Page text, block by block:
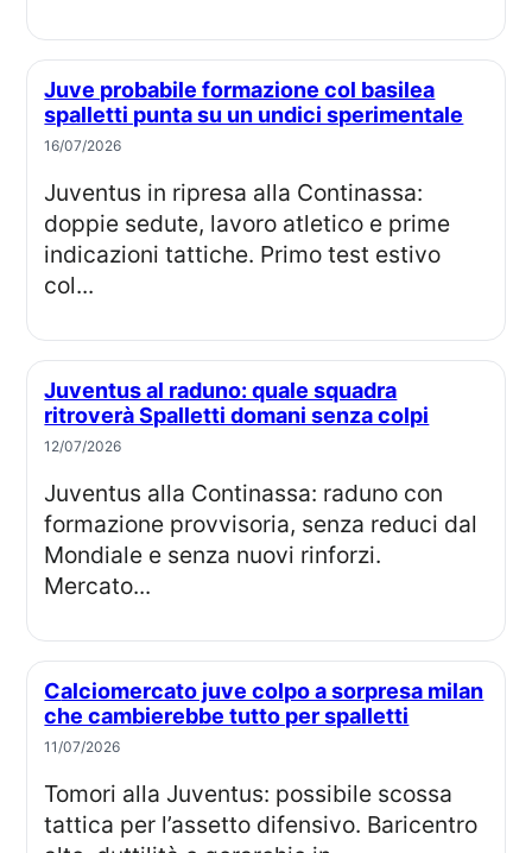
Juve probabile formazione col basilea
spalletti punta su un undici sperimentale
16/07/2026
Juventus in ripresa alla Continassa:
doppie sedute, lavoro atletico e prime
indicazioni tattiche. Primo test estivo
col...
Juventus al raduno: quale squadra
ritroverà Spalletti domani senza colpi
12/07/2026
Juventus alla Continassa: raduno con
formazione provvisoria, senza reduci dal
Mondiale e senza nuovi rinforzi.
Mercato...
Calciomercato juve colpo a sorpresa milan
che cambierebbe tutto per spalletti
11/07/2026
Tomori alla Juventus: possibile scossa
tattica per l’assetto difensivo. Baricentro